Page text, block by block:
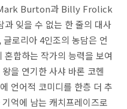
Mark Burton과 Billy Frolick
과 잊을 수 없는 한 줄의 대사
로리아 4인조의 농담은 언
합하는 작가의 능력을 보여
을 연기한 사샤 바론 코헨
언어적 코미디를 한층 더 추
억에 남는 캐치프레이즈로